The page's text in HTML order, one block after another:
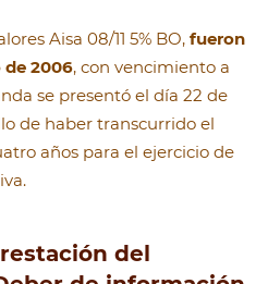
Aisa 08/11 5% BO, fueron
de 2006, con vencimiento a
se presentó el día 22 de
de haber transcurrido el
años para el ejercicio de
del